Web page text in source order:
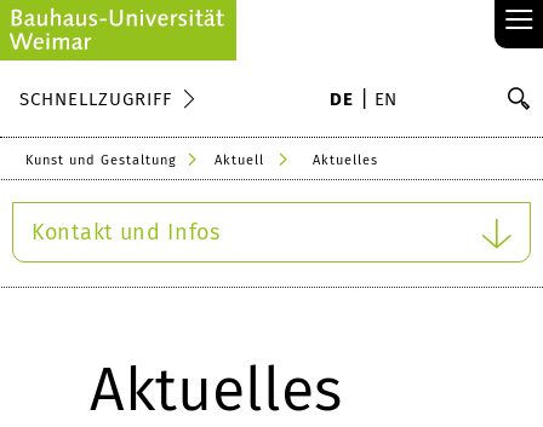
≡
SCHNELLZUGRIFF DE EN
Kunst und Gestaltung Aktuell Aktuelles
Kontakt und Infos
Aktuelles